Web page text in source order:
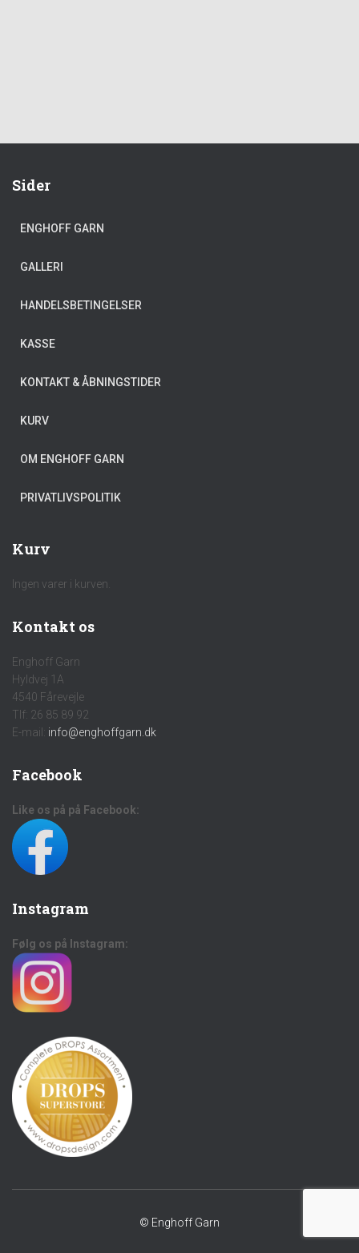
Sider
ENGHOFF GARN
GALLERI
HANDELSBETINGELSER
KASSE
KONTAKT & ÅBNINGSTIDER
KURV
OM ENGHOFF GARN
PRIVATLIVSPOLITIK
Kurv
Ingen varer i kurven.
Kontakt os
Enghoff Garn
Hyldvej 1A
4540 Fårevejle
Tlf: 26 85 89 92
E-mail: info@enghoffgarn.dk
Facebook
Like os på på Facebook:
Instagram
Følg os på Instagram:
© Enghoff Garn